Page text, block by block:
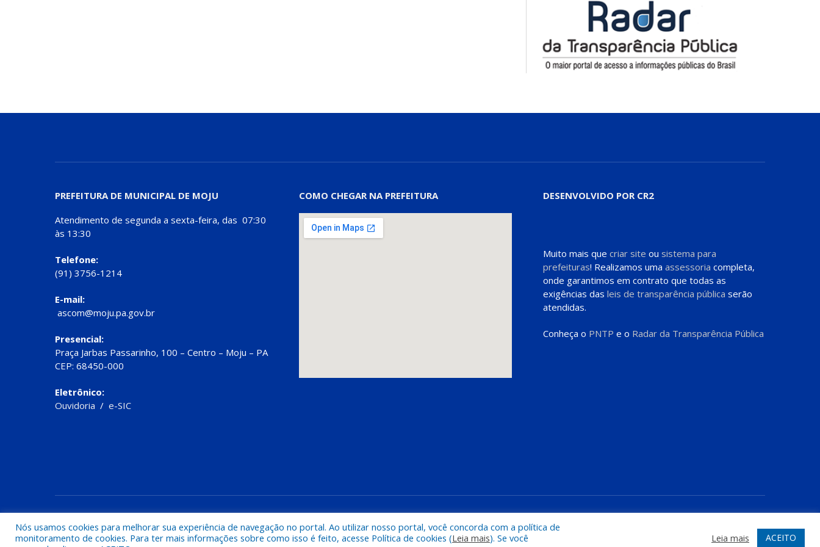
PREFEITURA DE MUNICIPAL DE MOJU
Atendimento de segunda a sexta-feira, das 07:30
às 13:30
Telefone:
(91) 3756-1214
E-mail:
ascom@moju.pa.gov.br
Presencial:
Praça Jarbas Passarinho, 100 – Centro – Moju – PA
CEP: 68450-000
Eletrônico:
Ouvidoria / e-SIC
COMO CHEGAR NA PREFEITURA DESENVOLVIDO POR CR2
Muito mais que criar site ou sistema para
prefeituras! Realizamos uma assessoria completa,
onde garantimos em contrato que todas as
exigências das leis de transparência pública serão
atendidas.
Conheça o PNTP e o Radar da Transparência Pública
Nós usamos cookies para melhorar sua experiência de navegação no portal. Ao utilizar nosso portal, você concorda com a política de
monitoramento de cookies. Para ter mais informações sobre como isso é feito, acesse Política de cookies (Leia mais). Se você
Leia mais ACEITO